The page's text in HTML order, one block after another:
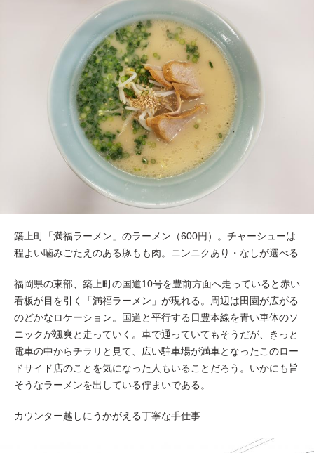
築上町「満福ラーメン」のラーメン（600円）。チャーシューは
程よい噛みごたえのある豚もも肉。ニンニクあり・なしが選べる
福岡県の東部、築上町の国道10号を豊前方面へ走っていると赤い
看板が目を引く「満福ラーメン」が現れる。周辺は田園が広がる
のどかなロケーション。国道と平行する日豊本線を青い車体のソ
ニックが颯爽と走っていく。車で通っていてもそうだが、きっと
電車の中からチラリと見て、広い駐車場が満車となったこのロー
ドサイド店のことを気になった人もいることだろう。いかにも旨
そうなラーメンを出している佇まいである。
カウンター越しにうかがえる丁寧な手仕事